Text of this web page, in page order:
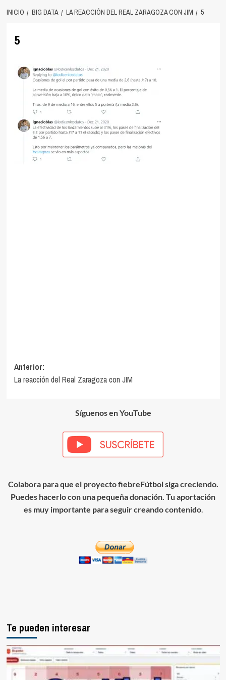
INICIO BIG DATA LA REACCIÓN DEL REAL ZARAGOZA CON JIM 5
5
Navegación
de
Anterior:
La reacción del Real Zaragoza con JIM
Síguenos en YouTube
Colabora para que el proyecto fiebreFútbol siga creciendo.
Puedes hacerlo con una pequeña donación. Tu aportación
es muy importante para seguir creando contenido.
Te pueden interesar